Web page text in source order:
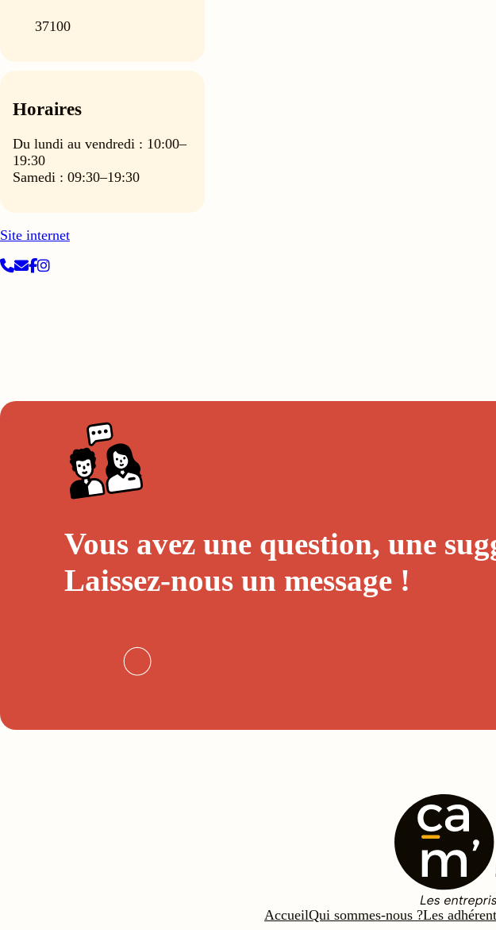
37100
Horaires
Du lundi au vendredi : 10:00–
19:30
Samedi : 09:30–19:30
Site internet
Vous avez une question, une
Laissez-nous un message!
AccueilQui sommes-nous ?Les